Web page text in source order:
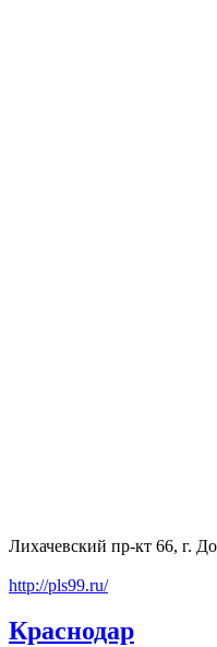
Лихачевский пр-кт 66, г.
http://pls99.ru/
Краснодар